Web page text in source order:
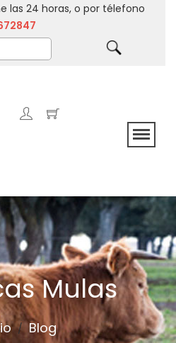
las 24 horas, o por télefono
Mulas
/ Blog